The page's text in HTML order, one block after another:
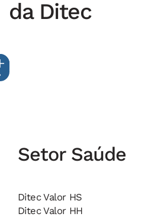
da Ditec
Setor Saúde
Ditec Valor HS
Ditec Valor HH